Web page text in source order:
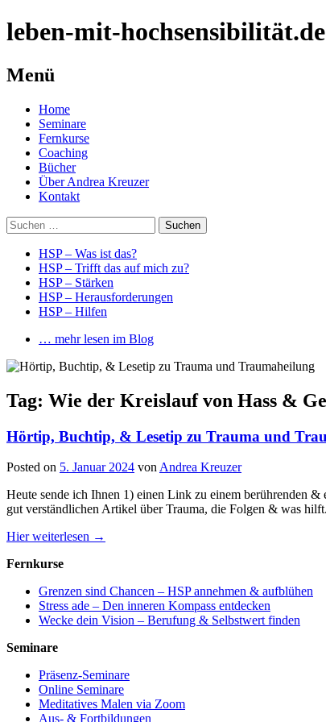
leben-mit-hochsensibilität.de
Menü
Springe
zum
Inhalt
Home
Seminare
Fernkurse
Coaching
Bücher
Über Andrea Kreuzer
Kontakt
Suchen
nach:
HSP – Was ist das?
HSP – Trifft das auf mich zu?
HSP – Stärken
HSP – Herausforderungen
HSP – Hilfen
… mehr lesen im Blog
Tag: Wie der Kreislauf von Hass &
Hörtip, Buchtip, & Lesetip zu Trauma und
Posted on 5. Januar 2024 von Andrea Kreuzer
Heute sende ich Ihnen 1) einen Link zu einem berührenden
gut verständlichen Artikel über Trauma, die Folgen & was
Hier weiterlesen →
Fernkurse
Grenzen sind Chancen – HSP annehmen & aufblühen
Stress ade – Den inneren Kompass entdecken
Wecke dein Vision – Berufung & Selbstwert finden
Seminare
Präsenz-Seminare
Online Seminare
Meditatives Malen via Zoom
Aus- & Fortbildungen